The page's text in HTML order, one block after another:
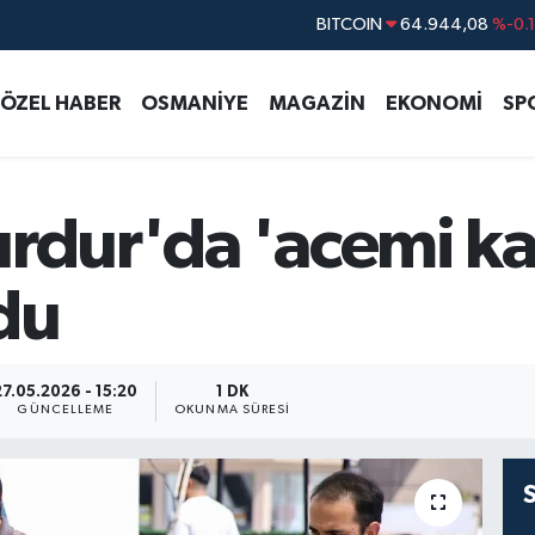
BITCOIN 64.944,08 %-
EURO 55,2510
BİST100 13.779 %-
ÖZEL HABER OSMANİYE MAGAZİN EKONOMİ
'acemi
- 15:20
GÜNCELLEME
1 DK
OKUNMA SÜRESI